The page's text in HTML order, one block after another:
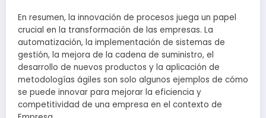
En resumen, la innovación de procesos juega un papel
crucial en la transformación de las empresas. La
automatización, la implementación de sistemas de
gestión, la mejora de la cadena de suministro, el
desarrollo de nuevos productos y la aplicación de
metodologías ágiles son solo algunos ejemplos de cómo
se puede innovar para mejorar la eficiencia y
competitividad de una empresa en el contexto de